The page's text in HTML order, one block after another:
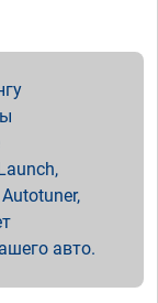
авто.